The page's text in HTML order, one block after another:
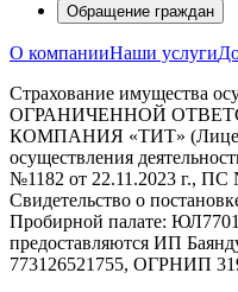
Обращение граждан
О компанииНаши услуги
Страхование имущества
ОГРАНИЧЕННОЙ
КОМПАНИЯ «ТИТ»
осуществления
№1182 от 22.11.2023 г., ПС
Свидетельство о
Пробирной палате:
предоставляются ИП
773126521755, ОГРНИП